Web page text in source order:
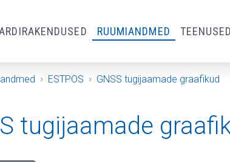
RUUMIANDMED TEENUSED
ESTPOS GNSS tugijaamade graafikud
tugijaamade